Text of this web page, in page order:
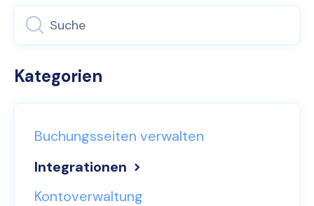
Kategorien
Buchungsseiten verwalten
Integrationen
Kontoverwaltung